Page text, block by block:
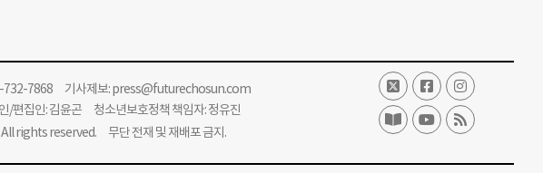
732-7868 기사제보:press@futurechosun.com
편집인: 김윤곤 청소년보호정책 책임자: 정유진
rights reserved. 무단 전재 및 재배포 금지.